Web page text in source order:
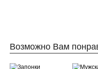
Возможно Вам